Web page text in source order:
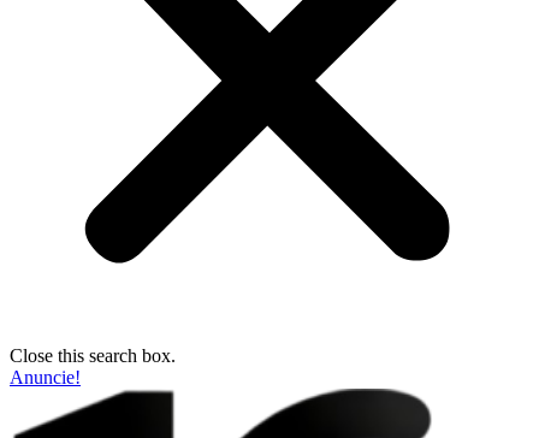
Close this search box.
Anuncie!